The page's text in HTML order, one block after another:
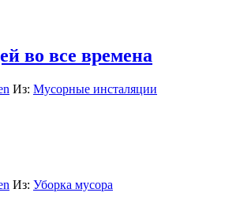
во все времена
Из: Мусорные инсталяции
Из: Уборка мусора